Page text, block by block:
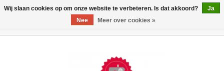
Wij slaan cookies op om onze website te verbeteren. Is dat akkoord?
Ja
Nee
Meer over cookies »